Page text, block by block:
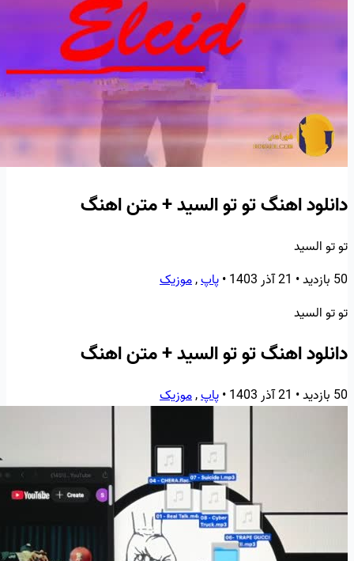
دانلود اهنگ تو تو السید + متن اهنگ
تو تو السید
50 بازدید
• 21 آذر 1403 •پاپ,موزیک
تو تو السید
دانلود اهنگ تو تو السید + متن اهنگ
50 بازدید • 21 آذر 1403 •پاپ,موزیک